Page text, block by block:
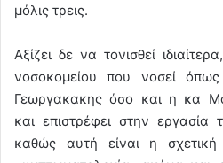
μόλις τρεις.
Αξίζει δε να τονισθεί
νοσοκομείου που νοσεί
Γεωργακακης όσο και η κα
και επιστρέφει στην εργασία
καθώς αυτή είναι η